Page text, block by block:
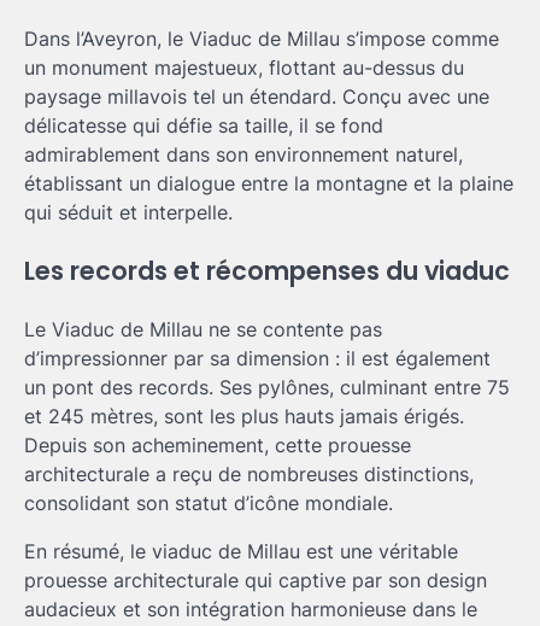
Dans l’Aveyron, le Viaduc de Millau s’impose comme
un monument majestueux, flottant au-dessus du
paysage millavois tel un étendard. Conçu avec une
délicatesse qui défie sa taille, il se fond
admirablement dans son environnement naturel,
établissant un dialogue entre la montagne et la plaine
qui séduit et interpelle.
Les records et récompenses du viaduc
Le Viaduc de Millau ne se contente pas
d’impressionner par sa dimension : il est également
un pont des records. Ses pylônes, culminant entre 75
et 245 mètres, sont les plus hauts jamais érigés.
Depuis son acheminement, cette prouesse
architecturale a reçu de nombreuses distinctions,
consolidant son statut d’icône mondiale.
En résumé, le viaduc de Millau est une véritable
prouesse architecturale qui captive par son design
audacieux et son intégration harmonieuse dans le